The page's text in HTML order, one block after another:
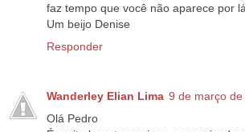
faz tempo que você não aparece por
Um beijo Denise
Responder
Wanderley Elian Lima 9 de março
Olá Pedro